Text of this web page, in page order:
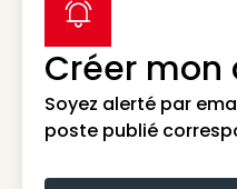
Créer mon
Soyez alerté par
poste publié
label icon